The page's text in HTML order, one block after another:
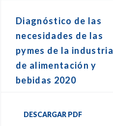
Diagnóstico de las
necesidades de las
pymes de la industria
de alimentación y
bebidas 2020
DESCARGAR PDF